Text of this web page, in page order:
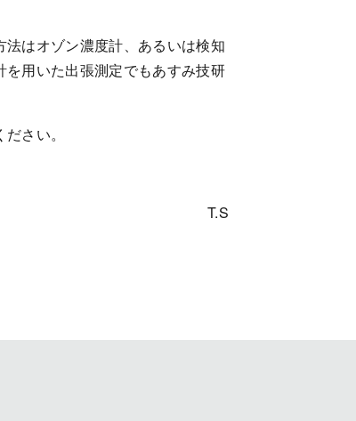
はオゾン濃度計、あるいは検知
用いた出張測定でもあすみ技研
さい。
T.S